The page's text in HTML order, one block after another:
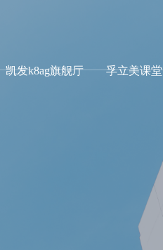
凯发k8ag旗舰厅 孚立美课堂